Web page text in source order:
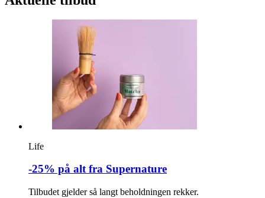
Life
-25% på alt fra Supernature
Tilbudet gjelder så langt beholdningen rekker.